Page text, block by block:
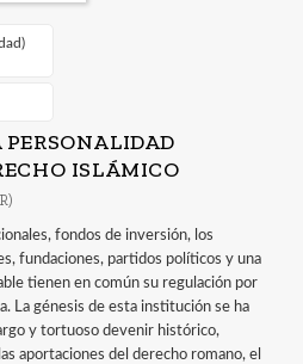
ISLÁMICO
fondos de inversión, los
fundaciones, partidos políticos y una
tienen en común su regulación por
La génesis de esta institución se ha
y tortuoso devenir histórico,
aportaciones del derecho romano, el